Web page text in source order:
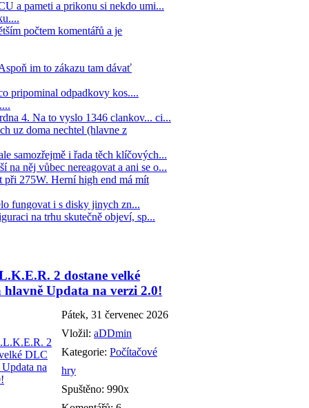
a pameti a prikonu si nekdo umi...
počtem komentářů a je
im to zákazu tam dávať
pripominal odpadkovy kos....
4. Na to vyslo 1346 clankov... ci...
uz doma nechtel (hlavne z
samozřejmě i řada těch klíčových...
něj vůbec nereagovat a ani se o...
při 275W. Herní high end má mít
fungovat i s disky jinych zn...
na trhu skutečně objeví, sp...
2 dostane velké
Updata na verzi 2.0!
Pátek, 31 červenec 2026
Vložil: aDDmin
Kategorie: Počítačové
hry
Spuštěno: 990x